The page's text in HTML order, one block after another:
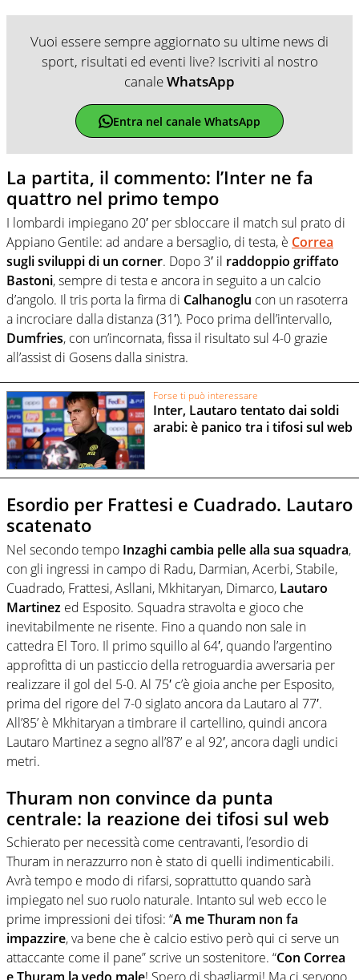
Vuoi essere sempre aggiornato su ultime news di
sport, risultati ed eventi live? Iscriviti al nostro
canaleWhatsApp
Entra nel canale WhatsApp
La partita, il commento: l’Inter ne fa
quattro nel primo tempo
I lombardi impiegano 20′ per sbloccare il match sul prato di
Appiano Gentile: ad andare a bersaglio, di testa, è Correa
sugli sviluppi di un corner. Dopo 3′ il raddoppio griffato
Bastoni, sempre di testa e ancora in seguito a un calcio
d’angolo. Il tris porta la firma di Calhanoglu con un rasoterra
a incrociare dalla distanza (31′). Poco prima dell’intervallo,
Dumfries, con un’incornata, fissa il risultato sul 4-0 grazie
all’assist di Gosens dalla sinistra.
Forse ti può interessare
Inter, Lautaro tentato dai soldi
arabi: è panico tra i tifosi sul web
Esordio per Frattesi e Cuadrado. Lautaro
scatenato
Nel secondo tempo Inzaghi cambia pelle alla sua squadra,
con gli ingressi in campo di Radu, Darmian, Acerbi, Stabile,
Cuadrado, Frattesi, Asllani, Mkhitaryan, Dimarco, Lautaro
Martinez ed Esposito. Squadra stravolta e gioco che
inevitabilmente ne risente. Fino a quando non sale in
cattedra El Toro. Il primo squillo al 64′, quando l’argentino
approfitta di un pasticcio della retroguardia avversaria per
realizzare il gol del 5-0. Al 75′ c’è gioia anche per Esposito,
prima del rigore del 7-0 siglato ancora da Lautaro al 77′.
All’85’ è Mkhitaryan a timbrare il cartellino, quindi ancora
Lautaro Martinez a segno all’87’ e al 92′, ancora dagli undici
metri.
Thuram non convince da punta
centrale: la reazione dei tifosi sul web
Schierato per necessità come centravanti, l’esordio di
Thuram in nerazzurro non è stato di quelli indimenticabili.
Avrà tempo e modo di rifarsi, soprattutto quando sarà
impiegato nel suo ruolo naturale. Intanto sul web ecco le
prime impressioni dei tifosi: “A me Thuram non fa
impazzire, va bene che è calcio estivo però qui ci serve un
attaccante come il pane” scrive un sostenitore. “Con Correa